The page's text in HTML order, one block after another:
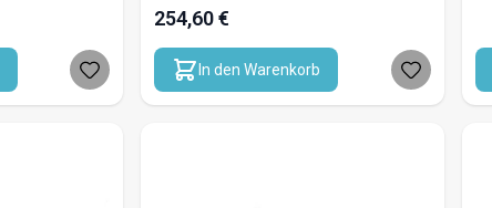
254,60 €
In den Warenkorb